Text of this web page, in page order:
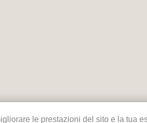
le prestazioni del sito e la tua